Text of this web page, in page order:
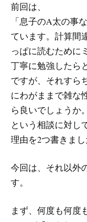
前回は、
「息子のA太の事
ています。計算間
っぱに読むために
丁寧に勉強したら
ですが、それすら
にわがままで雑な
ら良いでしょうか
という相談に対し
理由を2つ書きまし
今回は、それ以外
す。
まず、何度も何度